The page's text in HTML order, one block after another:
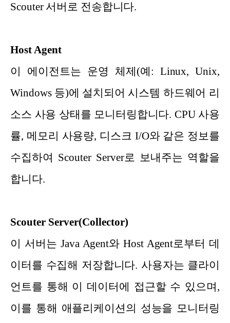
Scouter 서버로 전송합니다.
Host Agent
이 에이전트는 운영 체제(예: Linux, Unix,
Windows 등)에 설치되어 시스템 하드웨어 리
소스 사용 상태를 모니터링합니다. CPU 사용
률, 메모리 사용량, 디스크 I/O와 같은 정보를
수집하여 Scouter Server로 보내주는 역할을
합니다.
Scouter Server(Collector)
이 서버는 Java Agent와 Host Agent로부터 데
이터를 수집해 저장합니다. 사용자는 클라이
언트를 통해 이 데이터에 접근할 수 있으며,
이를 통해 애플리케이션의 성능을 모니터링